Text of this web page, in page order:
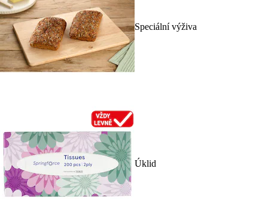
Speciální výživa
Úklid